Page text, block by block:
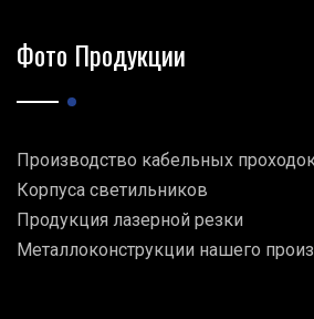
Фото Продукции
Производство кабельных
Корпуса светильников
Продукция лазерной резки
Металлоконструкции нашего